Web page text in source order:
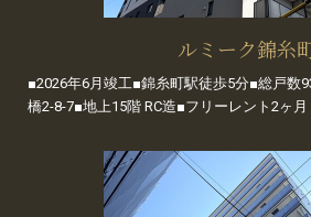
ルミーク錦糸
■2026年6月竣工■錦糸町駅徒歩5分■総戸数
橋2-8-7■地上15階 RC造■フリーレント2ヶ月